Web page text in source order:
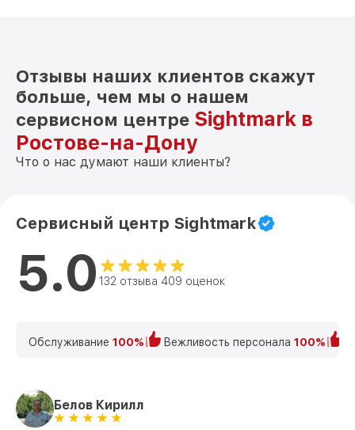
Отзывы наших клиентов скажут
больше, чем мы о нашем
сервисном центре Sightmark в
Ростове-на-Дону
Что о нас думают наши клиенты?
Сервисный центр Sightmark
5.0 132 отзыва 409 оценок
Обслуживание 100% Вежливость персонала 100%
Белов Кирилл